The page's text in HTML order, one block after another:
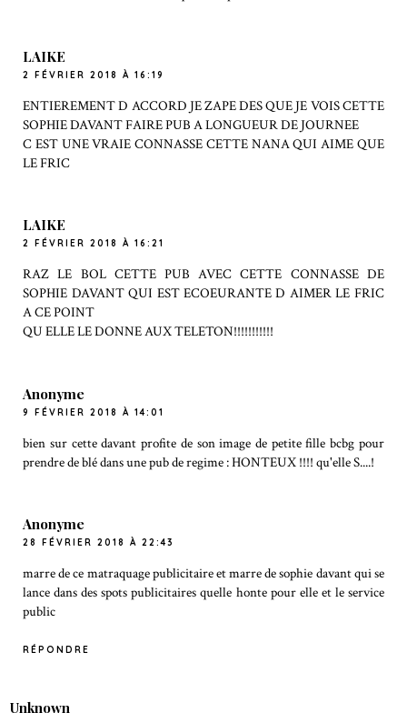
LAIKE
2 FÉVRIER 2018 À 16:19
ENTIEREMENT D ACCORD JE ZAPE DES QUE JE VOIS CETTE
SOPHIE DAVANT FAIRE PUB A LONGUEUR DE JOURNEE
C EST UNE VRAIE CONNASSE CETTE NANA QUI AIME QUE
LE FRIC
LAIKE
2 FÉVRIER 2018 À 16:21
RAZ LE BOL CETTE PUB AVEC CETTE CONNASSE DE
SOPHIE DAVANT QUI EST ECOEURANTE D AIMER LE FRIC
A CE POINT
QU ELLE LE DONNE AUX TELETON!!!!!!!!!!!
Anonyme
9 FÉVRIER 2018 À 14:01
bien sur cette davant profite de son image de petite fille bcbg pour
prendre de blé dans une pub de regime : HONTEUX !!!! qu'elle S....!
Anonyme
28 FÉVRIER 2018 À 22:43
marre de ce matraquage publicitaire et marre de sophie davant qui se
lance dans des spots publicitaires quelle honte pour elle et le service
public
RÉPONDRE
Unknown